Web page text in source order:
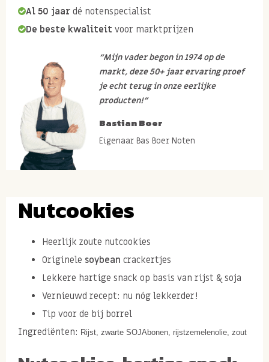
Al 50 jaar dé notenspecialist
De beste kwaliteit voor marktprijzen
“Mijn vader begon in 1974 op de
markt, deze 50+ jaar ervaring proef
je echt terug in onze eerlijke
producten!”
Bastian Boer
Eigenaar Bas Boer Noten
Nutcookies
Heerlijk zoute nutcookies
Originele soybean crackertjes
Lekkere hartige snack op basis van rijst & soja
Vernieuwd recept: nu nóg lekkerder!
Tip voor de bij borrel
Ingrediënten: Rijst, zwarte SOJAbonen, rijstzemelenolie, zout